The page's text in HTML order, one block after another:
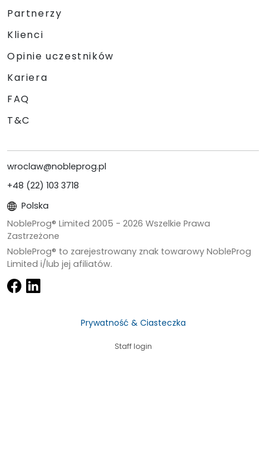
Partnerzy
Klienci
Opinie uczestników
Kariera
FAQ
T&C
wroclaw@nobleprog.pl
+48 (22) 103 3718
Polska
NobleProg® Limited 2005 - 2026 Wszelkie Prawa
Zastrzeżone
NobleProg® to zarejestrowany znak towarowy NobleProg
Limited i/lub jej afiliatów.
Prywatność & Ciasteczka
Staff login